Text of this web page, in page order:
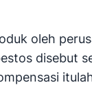
oleh
disebut